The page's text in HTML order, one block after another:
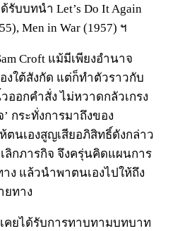
รับบทนำ Let’s Do It Again
Men in War (1957) ฯ
Croft แม้มีเพียงอำนาจ
งใต้สังกัด แต่ก็ทำตัวราวกับ
ออกคำสั่ง ไม่หวาดกลัวเกรง
กระทั่งการมาถึงของ
ห้ตนเองสูญเสียอภิสิทธิ์ดังกล่าว
ลิกภารกิจ จึงครุ่นคิดแผนการ
ง แล้วนำพาตนเองไปให้ถึง
ยทาง
เคยได้รับการทาบทามบทบาท